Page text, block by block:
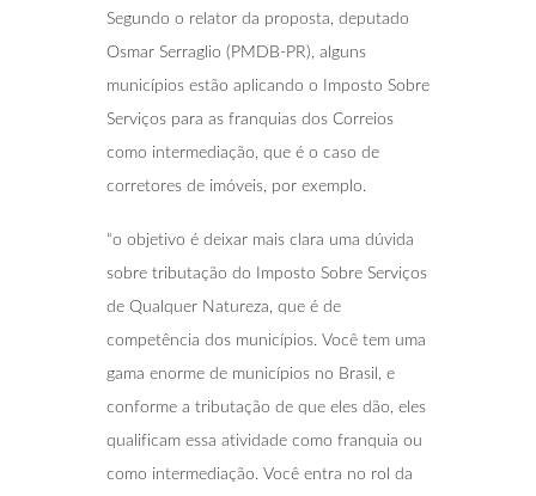
Segundo o relator da proposta, deputado
Osmar Serraglio (PMDB-PR), alguns
municípios estão aplicando o Imposto Sobre
Serviços para as franquias dos Correios
como intermediação, que é o caso de
corretores de imóveis, por exemplo.
“o objetivo é deixar mais clara uma dúvida
sobre tributação do Imposto Sobre Serviços
de Qualquer Natureza, que é de
competência dos municípios. Você tem uma
gama enorme de municípios no Brasil, e
conforme a tributação de que eles dão, eles
qualificam essa atividade como franquia ou
como intermediação. Você entra no rol da